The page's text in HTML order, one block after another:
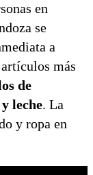
en
se
a
más
de
leche. La
y ropa en